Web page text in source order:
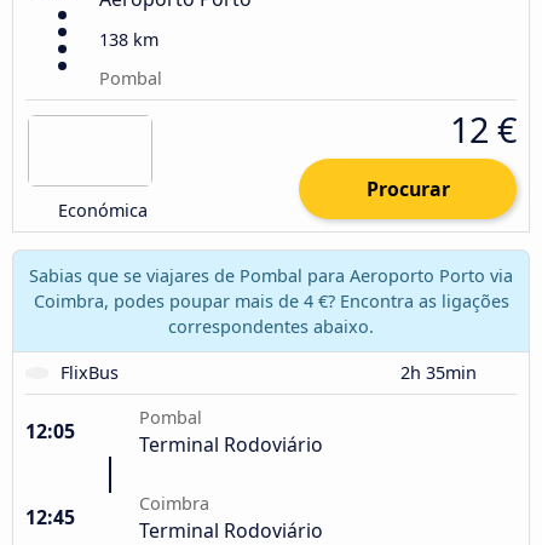
138 km
Pombal
Económica
12 €
Procurar
Sabias que se viajares de Pombal para Aeroporto Porto via
Coimbra, podes poupar mais de 4 €? Encontra as ligações
correspondentes abaixo.
FlixBus
2h 35min
12:05
Pombal
Terminal Rodoviário
12:45
Coimbra
Terminal Rodoviário